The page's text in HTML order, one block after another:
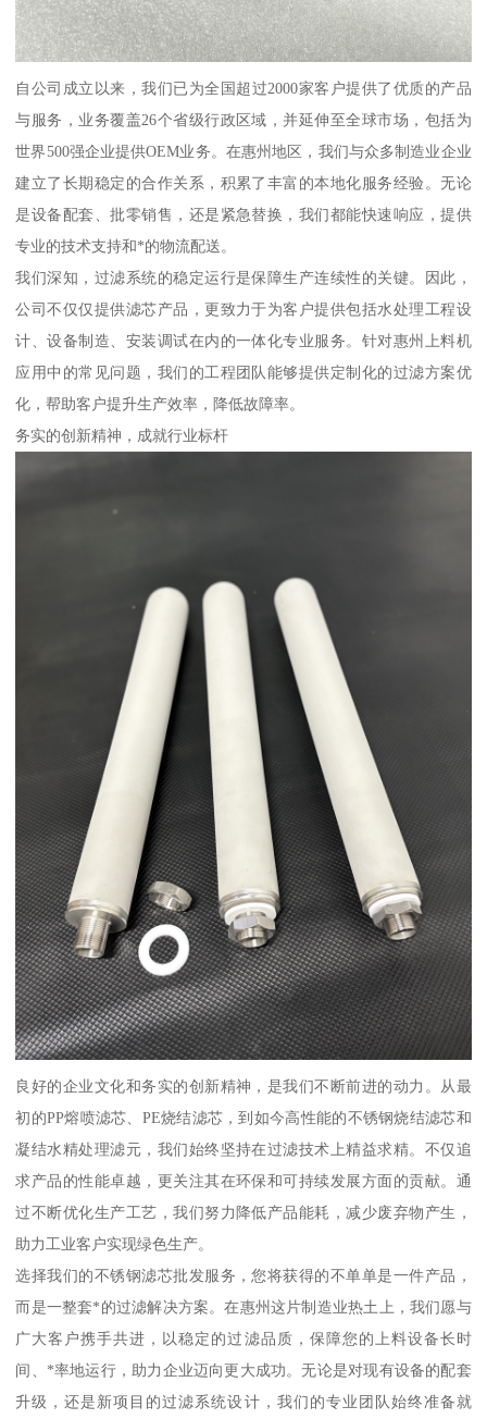
自公司成立以来，我们已为全国超过2000家客户提供了优质的产品
与服务，业务覆盖26个省级行政区域，并延伸至全球市场，包括为
世界500强企业提供OEM业务。在惠州地区，我们与众多制造业企业
建立了长期稳定的合作关系，积累了丰富的本地化服务经验。无论
是设备配套、批零销售，还是紧急替换，我们都能快速响应，提供
专业的技术支持和*的物流配送。
我们深知，过滤系统的稳定运行是保障生产连续性的关键。因此，
公司不仅仅提供滤芯产品，更致力于为客户提供包括水处理工程设
计、设备制造、安装调试在内的一体化专业服务。针对惠州上料机
应用中的常见问题，我们的工程团队能够提供定制化的过滤方案优
化，帮助客户提升生产效率，降低故障率。
务实的创新精神，成就行业标杆
良好的企业文化和务实的创新精神，是我们不断前进的动力。从最
初的PP熔喷滤芯、PE烧结滤芯，到如今高性能的不锈钢烧结滤芯和
凝结水精处理滤元，我们始终坚持在过滤技术上精益求精。不仅追
求产品的性能卓越，更关注其在环保和可持续发展方面的贡献。通
过不断优化生产工艺，我们努力降低产品能耗，减少废弃物产生，
助力工业客户实现绿色生产。
选择我们的不锈钢滤芯批发服务，您将获得的不单单是一件产品，
而是一整套*的过滤解决方案。在惠州这片制造业热土上，我们愿与
广大客户携手共进，以稳定的过滤品质，保障您的上料设备长时
间、*率地运行，助力企业迈向更大成功。无论是对现有设备的配套
升级，还是新项目的过滤系统设计，我们的专业团队始终准备就